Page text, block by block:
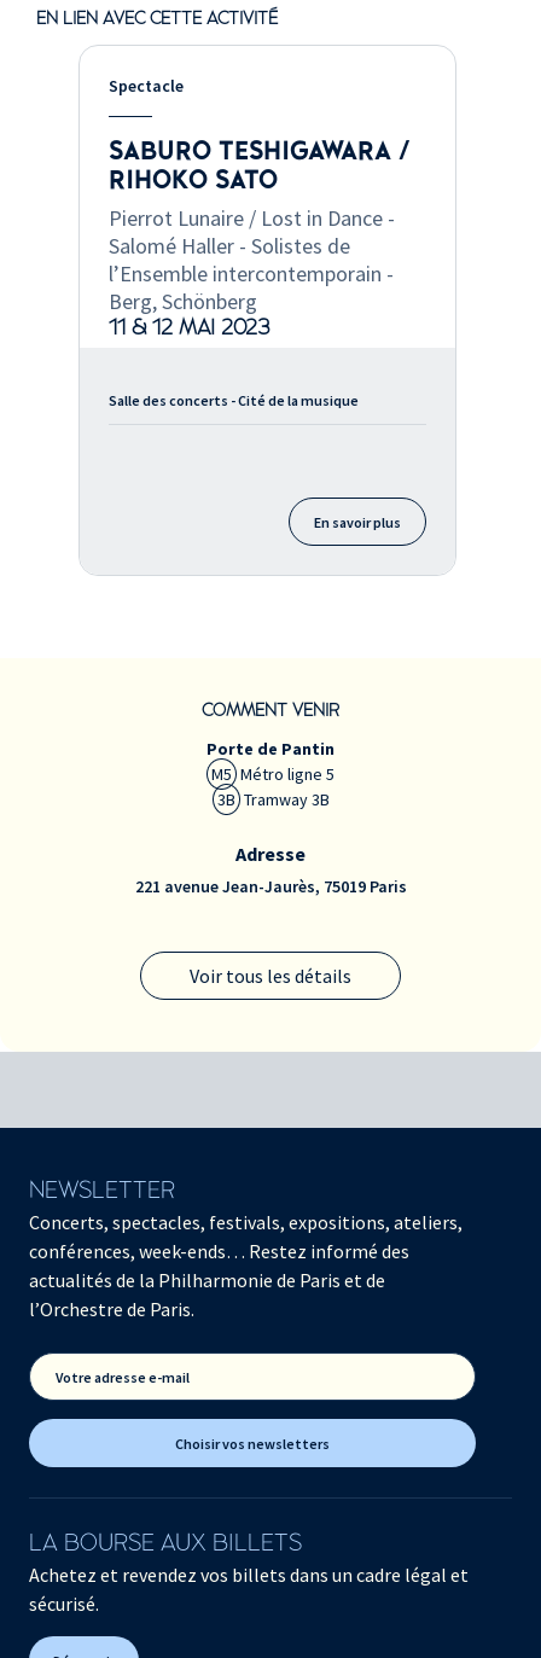
EN LIEN AVEC CETTE ACTIVITÉ
Spectacle
SABURO TESHIGAWARA /
RIHOKO SATO
Pierrot Lunaire / Lost in Dance -
Salomé Haller - Solistes de
l’Ensemble intercontemporain -
Berg, Schönberg
11 & 12 MAI 2023
Salle des concerts - Cité de la musique
En savoir plus
COMMENT VENIR
Voir tous les détails
Porte de Pantin
M5 Métro ligne 5
3B Tramway 3B
Adresse
221 avenue Jean-Jaurès, 75019 Paris
NEWSLETTER
Concerts, spectacles, festivals, expositions, ateliers,
conférences, week-ends… Restez informé des
actualités de la Philharmonie de Paris et de
l’Orchestre de Paris.
Votre adresse e-mail
Choisir vos newsletters
LA BOURSE AUX BILLETS
Achetez et revendez vos billets dans un cadre légal et
sécurisé.